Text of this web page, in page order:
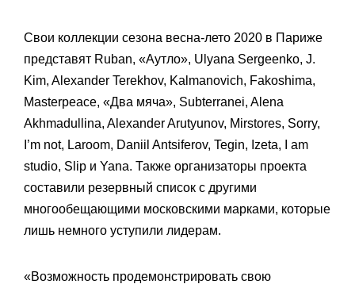
Свои коллекции сезона весна-лето 2020 в Париже
представят Ruban, «Аутло», Ulyana Sergeenko, J.
Kim, Alexander Terekhov, Kalmanovich, Fakoshima,
Masterpeace, «Два мяча», Subterranei, Alena
Akhmadullina, Alexander Arutyunov, Mirstores, Sorry,
I’m not, Laroom, Daniil Antsiferov, Tegin, Izeta, I am
studio, Slip и Yana. Также организаторы проекта
составили резервный список с другими
многообещающими московскими марками, которые
лишь немного уступили лидерам.
«Возможность продемонстрировать свою